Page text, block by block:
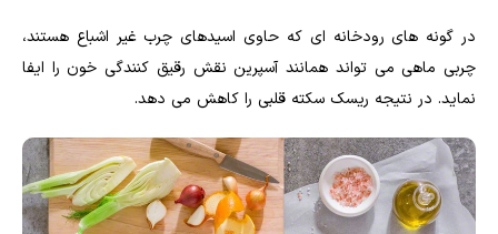
در گونه های رودخانه ای که حاوی اسیدهای چرب غیر اشباع هستند،
چربی ماهی می تواند همانند آسپرین نقش رقیق کنندگی خون را ایفا
نماید. در نتیجه ریسک سکته قلبی را کاهش می دهد.